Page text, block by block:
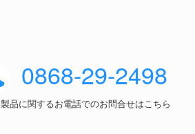
0868-29-2498
製品に関するお電話でのお問合せはこちら